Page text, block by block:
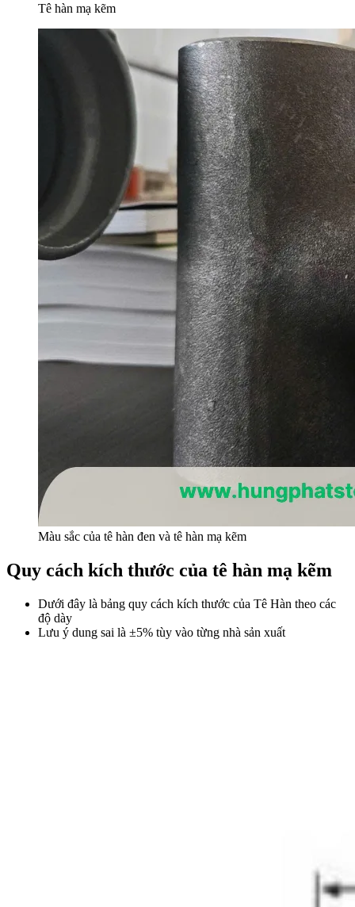
Tê hàn mạ kẽm
Màu sắc của tê hàn đen và tê hàn mạ kẽm
Quy cách kích thước của tê hàn mạ kẽm
Dưới đây là bảng quy cách kích thước của Tê Hàn theo các
độ dày
Lưu ý dung sai là ±5% tùy vào từng nhà sản xuất